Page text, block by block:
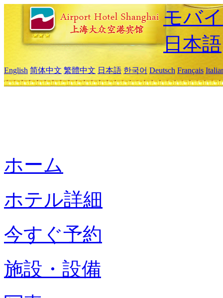
モバ
日本語
English 简体中文 繁體中文 日本語 한국어 Deutsch Français
ホーム
ホテル詳細
今すぐ予約
施設・設備